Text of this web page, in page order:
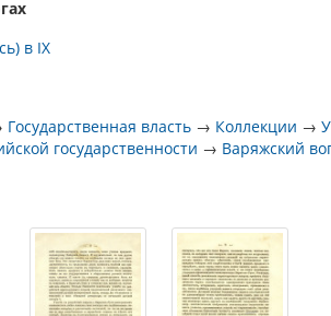
в IX
Государственная власть → Коллекции →У
государственности → Варяжский